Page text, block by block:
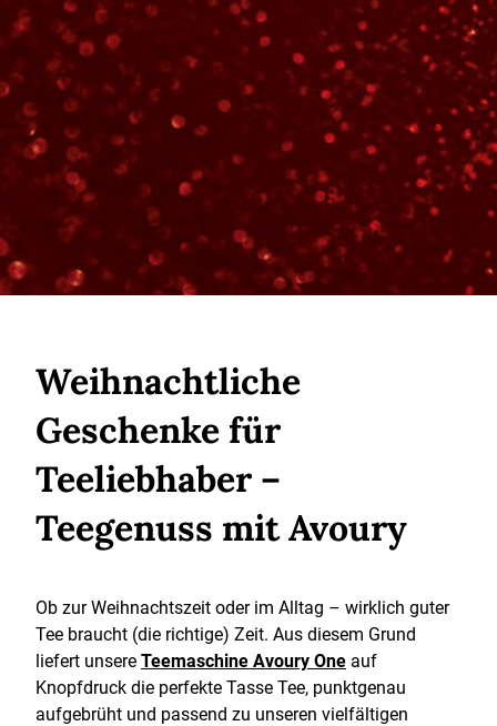
Weihnachtliche
Geschenke für
Teeliebhaber –
Teegenuss mit Avoury
Ob zur Weihnachtszeit oder im Alltag – wirklich guter
Tee braucht (die richtige) Zeit. Aus diesem Grund
liefert unsere Teemaschine Avoury One auf
Knopfdruck die perfekte Tasse Tee, punktgenau
aufgebrüht und passend zu unseren vielfältigen